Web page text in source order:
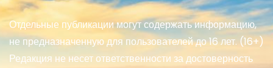
Отдельные публикации могут содержать информацию,
не предназначенную для пользователей до 16 лет. (16+)
Редакция не несет ответственности за достоверность